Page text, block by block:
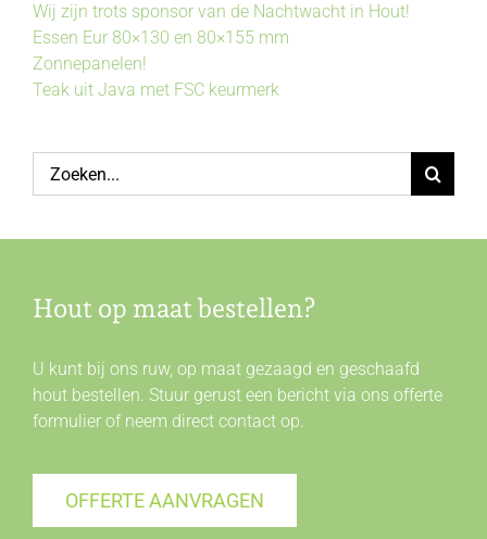
Wij zijn trots sponsor van de Nachtwacht in Hout!
Essen Eur 80×130 en 80×155 mm
Zonnepanelen!
Teak uit Java met FSC keurmerk
Zoeken
naar:
Hout op maat bestellen?
U kunt bij ons ruw, op maat gezaagd en geschaafd
hout bestellen. Stuur gerust een bericht via ons offerte
formulier of neem direct contactop.
OFFERTE AANVRAGEN